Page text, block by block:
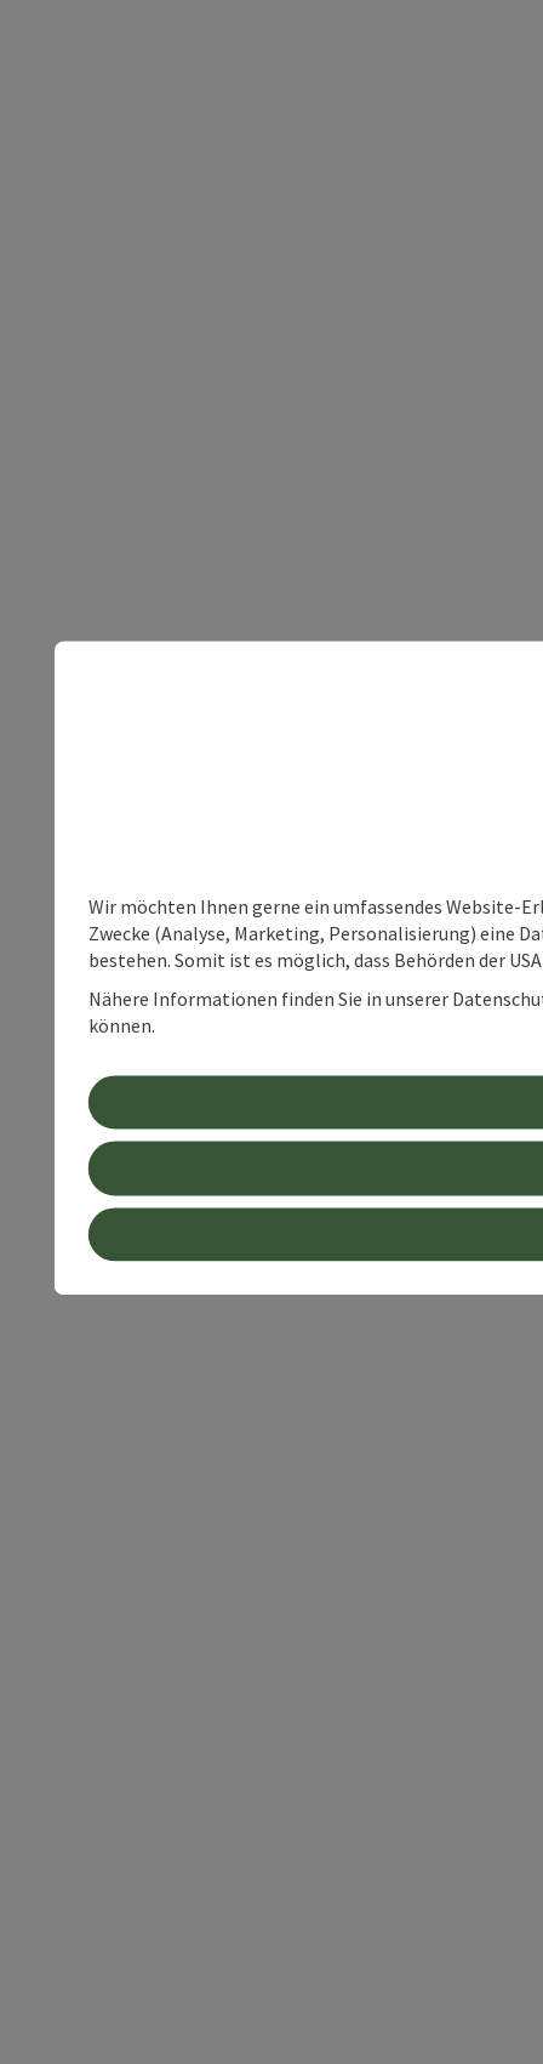
Wir möchten Ihnen gerne ein umfassendes Website-
Zwecke (Analyse, Marketing, Personalisierung) eine
bestehen. Somit ist es möglich, dass Behörden der
Nähere Informationen finden Sie in unserer
können.